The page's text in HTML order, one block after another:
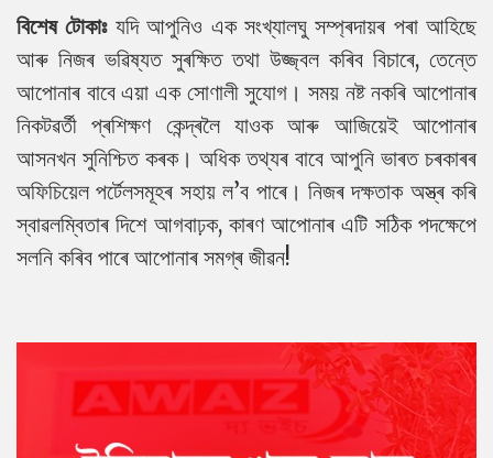
বিশেষ টোকাঃযদি আপুনিও এক সংখ্যালঘু সম্প্ৰদায়ৰ পৰা আহিছে
আৰু নিজৰ ভৱিষ্যত সুৰক্ষিত তথা উজ্জ্বল কৰিব বিচাৰে, তেন্তে
আপোনাৰ বাবে এয়া এক সোণালী সুযোগ। সময় নষ্ট নকৰি আপোনাৰ
নিকটৱৰ্তী প্ৰশিক্ষণ কেন্দ্ৰলৈ যাওক আৰু আজিয়েই আপোনাৰ
আসনখন সুনিশ্চিত কৰক। অধিক তথ্যৰ বাবে আপুনি ভাৰত চৰকাৰৰ
অফিচিয়েল পৰ্টেলসমূহৰ সহায় ল’ব পাৰে। নিজৰ দক্ষতাক অস্ত্ৰ কৰি
স্বাৱলম্বিতাৰ দিশে আগবাঢ়ক, কাৰণ আপোনাৰ এটি সঠিক পদক্ষেপে
সলনি কৰিব পাৰে আপোনাৰ সমগ্ৰ জীৱন!